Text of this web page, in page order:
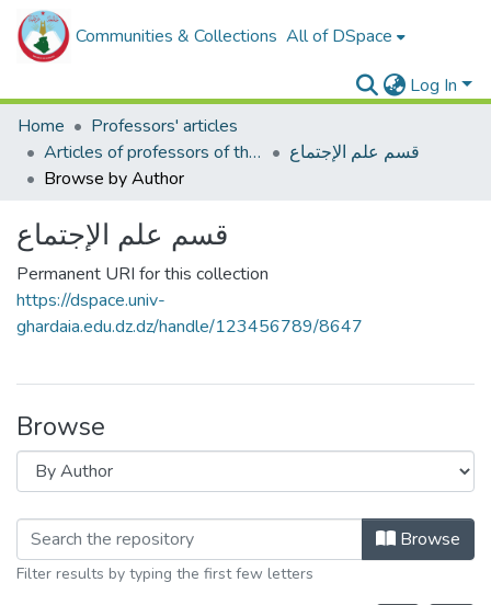
Communities & Collections All of DSpace
Log In
Home
Professors' articles
Articles of professors of the Faculty of Humanities and Social Sciences
قسم علم الإجتماع
Browse by Author
قسم علم الإجتماع
Permanent URI for this collection
https://dspace.univ-
ghardaia.edu.dz.dz/handle/123456789/8647
Browse
Browse
Filter results by typing the first few letters